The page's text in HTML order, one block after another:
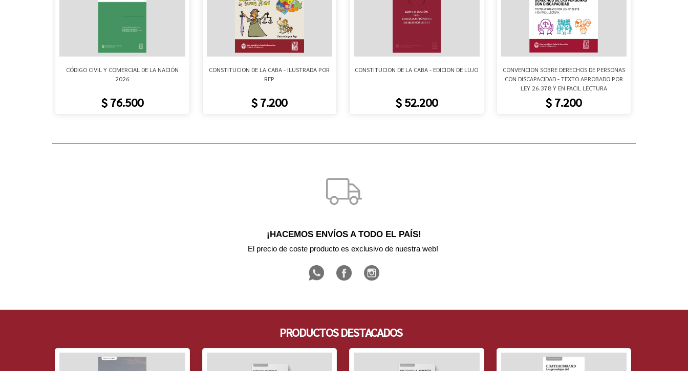
CÓDIGO CIVIL Y COMERCIAL DE LA NACIÓN
2026
$ 76.500
CONSTITUCION DE LA CABA - ILUSTRADA POR
REP
$ 7.200
CONSTITUCION DE LA CABA - EDICION DE LUJO
$ 52.200
CONVENCION SOBRE DERECHOS DE PERSONAS
CON DISCAPACIDAD - TEXTO APROBADO POR
LEY 26.378 Y EN FACIL LECTURA
$ 7.200
¡HACEMOS ENVÍOS A TODO EL PAÍS!
El precio de coste producto es exclusivo de nuestra web!
PRODUCTOS DESTACADOS